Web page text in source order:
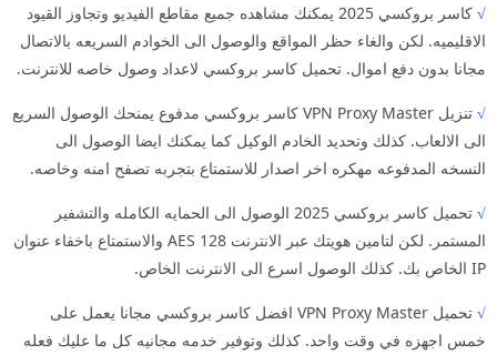
√
كاسر بروكسي 2025 يمكنك مشاهده جميع مقاطع الفيديو وتجاوز القيود
الاقليميه. لكن والغاء حظر المواقع والوصول الى الخوادم السريعه بالاتصال
مجانا بدون دفع اموال. تحميل كاسر بروكسي لاعداد وصول خاصه للانترنت.
√
تنزيل VPN Proxy Master كاسر بروكسي مدفوع يمنحك الوصول السريع
الى الالعاب. كذلك وتحديد الخادم الوكيل كما يمكنك ايضا الوصول الى
النسخه المدفوعه مهكره اخر اصدار للاستمتاع بتجربه تصفح امنه وخاصه.
√
تحميل كاسر بروكسي 2025 الوصول الى الحمايه الكامله والتشفير
المستمر. لكن لتامين هويتك عبر الانترنت AES 128 والاستمتاع باخفاء عنوان
IP الخاص بك. كذلك الوصول اسرع الى الانترنت الخاص.
√
تحميل VPN Proxy Master افضل كاسر بروكسي مجانا يعمل على
خمس اجهزه في وقت واحد. كذلك وتوفير خدمه مجانيه كل ما عليك فعله